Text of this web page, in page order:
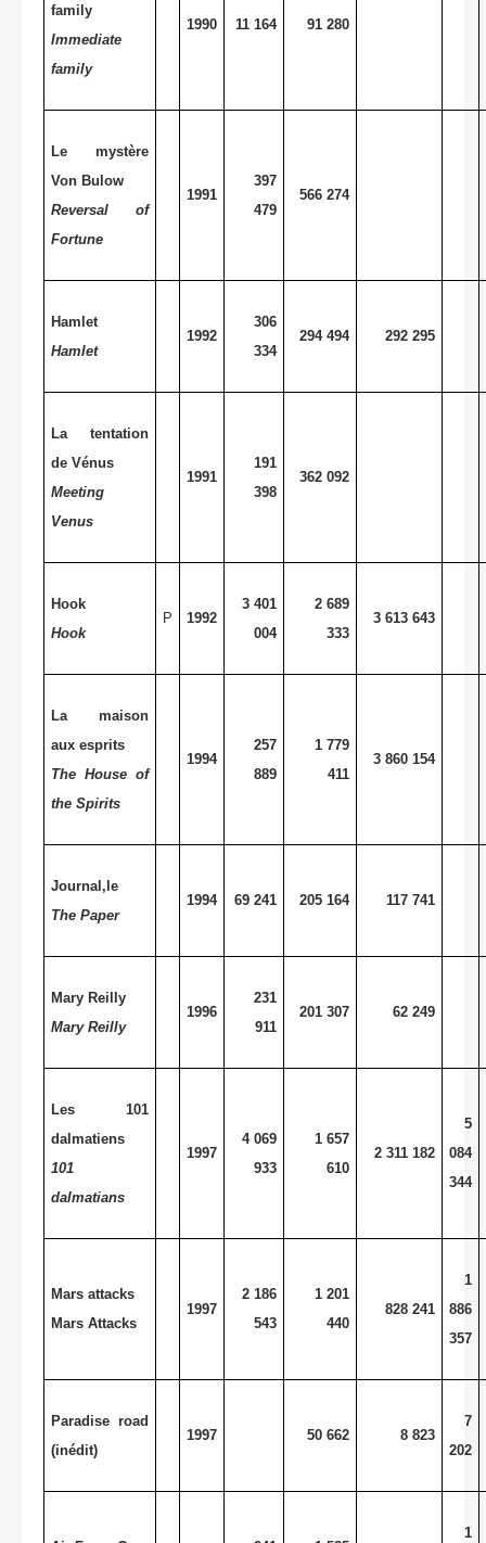
family
Immediate
family
1990 11 164 91 280
Le mystère
Von Bulow
Reversal of
Fortune
1991
397
479
566 274
Hamlet
Hamlet
1992
306
334
294 494 292 295
La tentation
de Vénus
Meeting
Venus
1991
191
398
362 092
Hook
Hook
P 1992
3 401
004
2 689
333
3 613 643
La maison
aux esprits
The House of
the Spirits
1994
257
889
1 779
411
3 860 154
Journal,le
The Paper
1994 69 241 205 164 117 741
Mary Reilly
Mary Reilly
1996
231
911
201 307 62 249
Les 101
dalmatiens
101
dalmatians
1997
4 069
933
1 657
610
2 311 182
5
084
344
Mars attacks
Mars Attacks
1997
2 186
543
1 201
440
828 241
1
886
357
Paradise road
(inédit)
1997 50 662 8 823
7
202
1